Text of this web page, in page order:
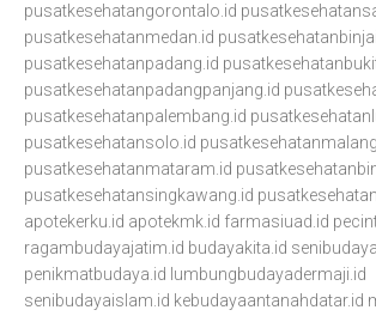
pusatkesehatangorontalo.id
pusatkesehatanmedan.id
pusatkesehatanpadang.id
pusatkesehatanpadangpanjang.id
pusatkesehatanpalembang.id
pusatkesehatansolo.id
pusatkesehatanmataram.id
pusatkesehatansingkawang.id
apotekerku.id apotekmk.id farmasiuad.id
ragambudayajatim.id budayakita.id
penikmatbudaya.id lumbungbudayadermaji.id
senibudayaislam.id kebudayaantanahdatar.id